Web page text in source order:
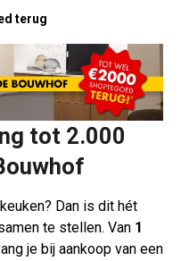
terug
tot 2.000
Dan is dit hét
te stellen. Van 1
je bij aankoop van een